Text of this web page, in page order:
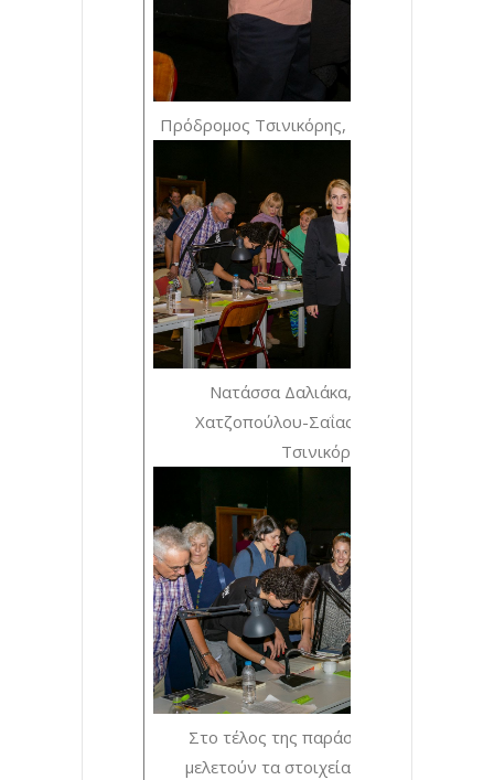
Πρόδρομος Τσινικόρης, Ροδή Στεφανίδου
Νατάσσα Δαλιάκα, Αλεξάνδρα
Χατζοπούλου-Σαΐας, Πρόδρομος
Τσινικόρης
Στο τέλος της παράστασης, θεατές
μελετούν τα στοιχεία- ντοκουμέντα